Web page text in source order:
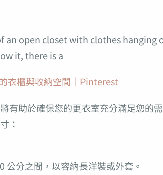
衣櫃與收納空間 ｜Pinterest
有助於確保您的更衣室充分滿足您的需
：
公分之間，以容納長洋裝或外套。